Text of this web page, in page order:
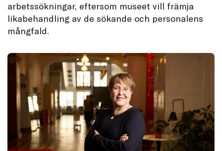
arbetssökningar, eftersom museet vill främja
likabehandling av de sökande och personalens
mångfald.